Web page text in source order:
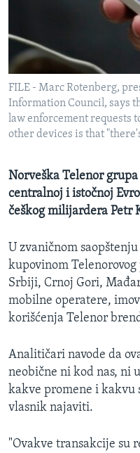
INTERVJU
FILE - Marc Rotenberg,
Information Council, says
law enforcement requests
other devices is that
Norveška Telenor
centralnoj i istočnoj
češkog milijardera Petr
U zvaničnom saopštenju
kupovinom
Srbiji, Crnoj Gori,
mobilne operatere,
korišćenja Telenor
Analitičari navode da
neobične ni kod nas, ni
kakve promene i kakvu
vlasnik najaviti.
"Ovakve transakcije su